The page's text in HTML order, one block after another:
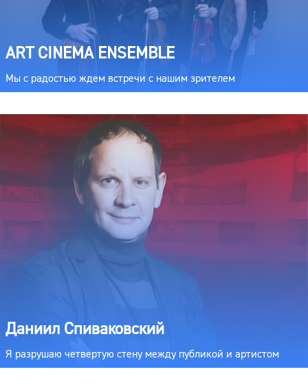
ART CINEMA ENSEMBLE
Мы с радостью ждем встречи с нашим зрителем
Даниил Спиваковский
Я разрушаю четвертую стену между публикой и артистом